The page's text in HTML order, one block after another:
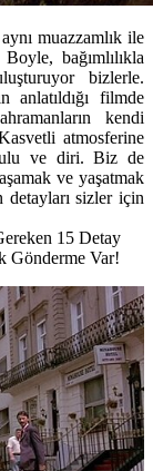
aynı muazzamlık ile
bağımlılıkla
bizlerle.
anlatıldığı filmde
kendi
atmosferine
ve diri. Biz de
ve yaşatmak
detayları sizler için
15 Detay
Gönderme Var!